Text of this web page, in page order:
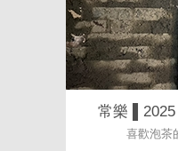
常樂
喜歡泡茶